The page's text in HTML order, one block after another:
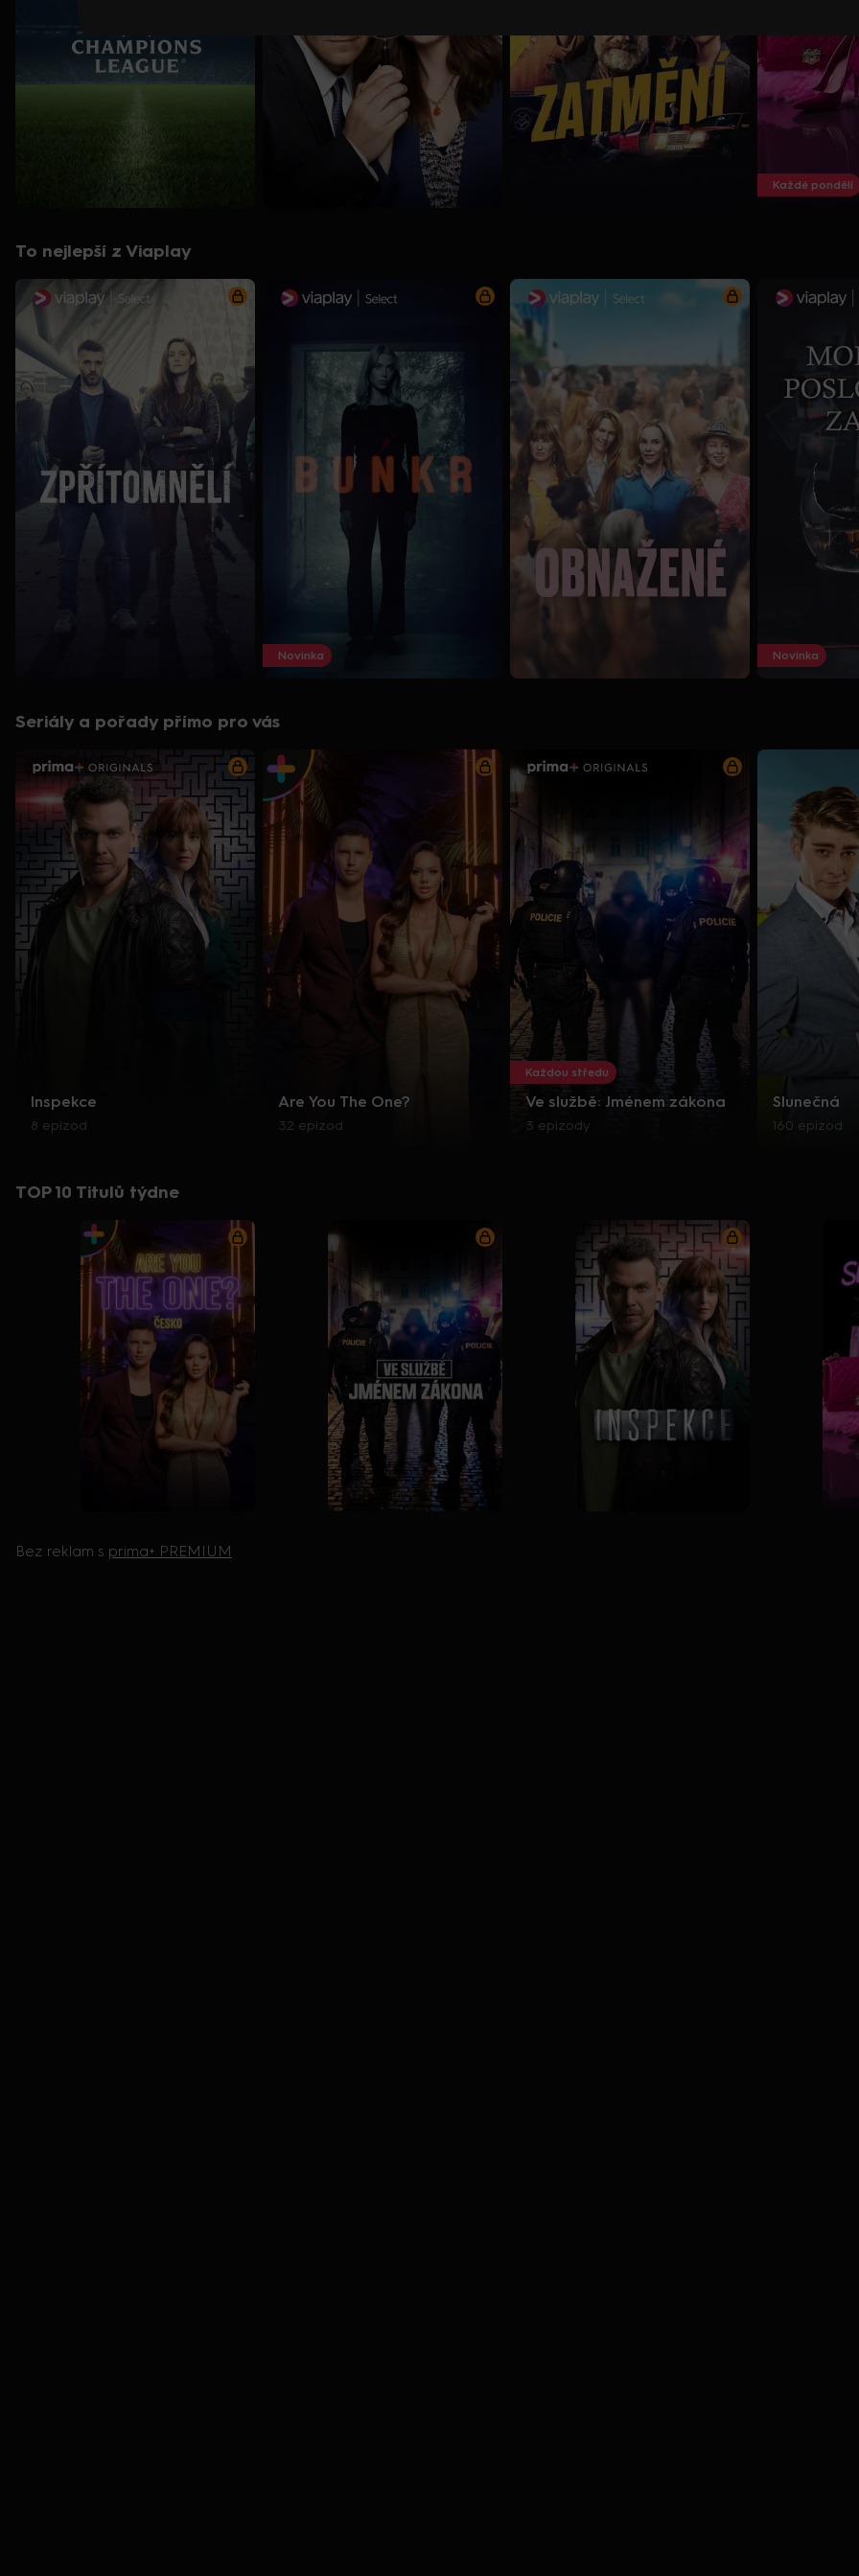
Každé pondělí
To nejlepší z Viaplay
Novinka Novinka
Seriály a pořady přímo pro vás
Inspekce
8 epizod
Are You The One?
32 epizod
Každou středu
Ve službě: Jménem zákona
3 epizody
Slunečná
160 epizod
TOP 10 Titulů týdne
Bez reklam s prima+ PREMIUM